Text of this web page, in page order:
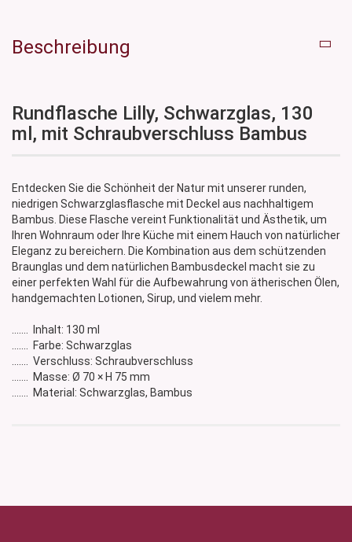
Beschreibung
Rundflasche Lilly, Schwarzglas, 130
ml, mit Schraubverschluss Bambus
Entdecken Sie die Schönheit der Natur mit unserer runden,
niedrigen Schwarzglasflasche mit Deckel aus nachhaltigem
Bambus. Diese Flasche vereint Funktionalität und Ästhetik, um
Ihren Wohnraum oder Ihre Küche mit einem Hauch von natürlicher
Eleganz zu bereichern. Die Kombination aus dem schützenden
Braunglas und dem natürlichen Bambusdeckel macht sie zu
einer perfekten Wahl für die Aufbewahrung von ätherischen Ölen,
handgemachten Lotionen, Sirup, und vielem mehr.
....... Inhalt: 130 ml
....... Farbe: Schwarzglas
....... Verschluss: Schraubverschluss
....... Masse: Ø 70 × H 75 mm
....... Material: Schwarzglas, Bambus